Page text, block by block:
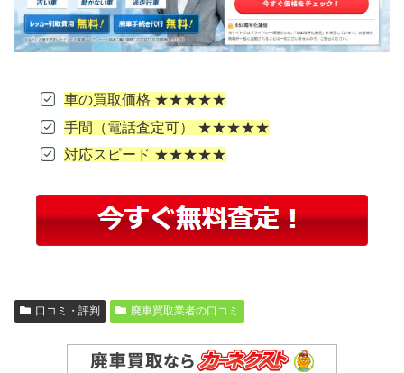
車の買取価格 ★★★★★
手間（電話査定可） ★★★★★
対応スピード ★★★★★
口コミ・評判 廃車買取業者の口コミ